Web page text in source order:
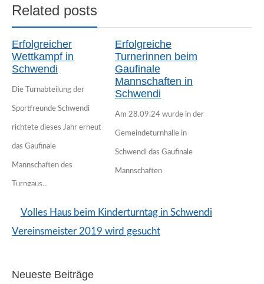
Related posts
Erfolgreicher
Wettkampf in
Schwendi
Die Turnabteilung der
Sportfreunde Schwendi
richtete dieses Jahr erneut
das Gaufinale
Mannschaften des
Turngaus...
Erfolgreiche
Turnerinnen beim
Gaufinale
Mannschaften in
Schwendi
Am 28.09.24 wurde in der
Gemeindeturnhalle in
Schwendi das Gaufinale
Mannschaften
Schwendier
Turnerinnen auf
dem Siegespodest
Turngau Schwarzwald fand
Vier SFS-Teams
qualifizieren sich
fürs Gaufinale
Volles Haus beim Kinderturntag in Schwendi
Vereinsmeister 2019 wird gesucht
Neueste Beiträge